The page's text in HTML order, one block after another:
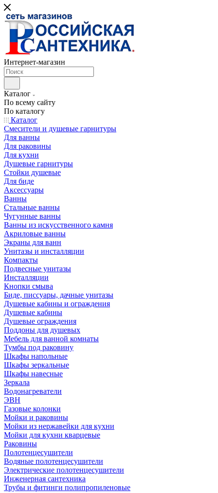
Интернет-магазин
Каталог
По всему сайту
По каталогу
Каталог
Смесители и душевые гарнитуры
Для ванны
Для раковины
Для кухни
Душевые гарнитуры
Стойки душевые
Для биде
Аксессуары
Ванны
Стальные ванны
Чугунные ванны
Ванны из искусственного камня
Акриловые ванны
Экраны для ванн
Унитазы и инсталляции
Компакты
Подвесные унитазы
Инсталляции
Кнопки смыва
Биде, писсуары, дачные унитазы
Душевые кабины и ограждения
Душевые кабины
Душевые ограждения
Поддоны для душевых
Мебель для ванной комнаты
Тумбы под раковину
Шкафы напольные
Шкафы зеркальные
Шкафы навесные
Зеркала
Водонагреватели
ЭВН
Газовые колонки
Мойки и раковины
Мойки из нержавейки для кухни
Мойки для кухни кварцевые
Раковины
Полотенцесушители
Водяные полотенцесушители
Электрические полотенцесушители
Инженерная сантехника
Трубы и фитинги полипропиленовые